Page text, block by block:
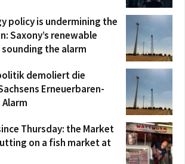
policy is undermining the
Saxony’s renewable
the alarm
demoliert die
Erneuerbaren-
Thursday: the Market
on a fish market at